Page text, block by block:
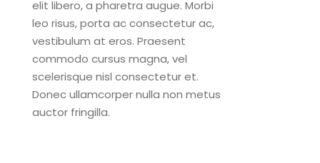
elit libero, a pharetra augue. Morbi
leo risus, porta ac consectetur ac,
vestibulum at eros. Praesent
commodo cursus magna, vel
scelerisque nisl consectetur et.
Donec ullamcorper nulla non metus
auctor fringilla.